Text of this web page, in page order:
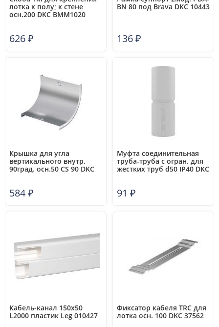
лотка к полу; к стене
осн.200 DKC BMM1020
626₽
BN 80 под Brava DKC 10443
136₽
Крышка для угла
вертикального внутр.
90град. осн.50 CS 90 DKC
584₽
Муфта соединительная
труба-труба с огран. для
жестких труб d50 IP40 DKC
91 ₽
Кабель-канал 150х50
L2000 пластик Leg 010427
Фиксатор кабеля TRC для
лотка осн. 100 DKC 37562